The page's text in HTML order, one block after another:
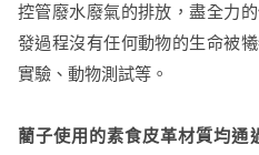
控管廢水廢氣的排放，盡全力
發過程沒有任何動物的生命被
實驗、動物測試等。
藺子使用的素食皮革材質均通